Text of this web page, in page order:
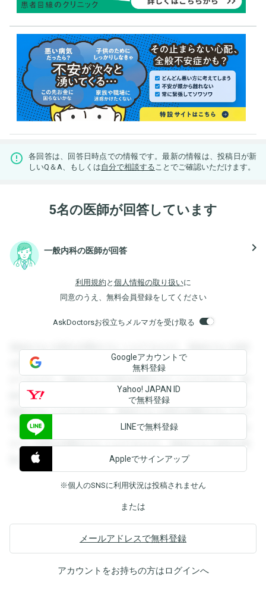
各回答は、回答日時点での情報です。最新の情報は、投稿日が新
しいQ＆A、もしくは自分で相談する ことでご確認いただけます。
5名の医師が回答しています
一般内科の医師が回答 navigate_next
利用規約 と 個人情報の取り扱いに
同意のうえ、無料会員登録をしてください
AskDoctorsお役立ちメルマガを受け取る
登録すると回答を閲覧することができます。登録すると回答
を閲覧することができます。登録すると回答を閲覧すること
ができます。登録すると回答を閲覧することができます。登
録すると回答を閲覧することができます。登録すると回答を
閲覧することができます。登録すると回答を閲覧することが
できます。登録すると回答を閲覧することができます。登録
すると回答を閲覧することができます。登録すると回答を閲
覧することができます。
Googleアカウントで
無料登録
Yahoo! JAPAN ID
で無料登録
LINEで無料登録
Appleでサインアップ
※個人のSNSに利用状況は投稿されません
または
メールアドレスで無料登録
アカウントをお持ちの方はログインへ